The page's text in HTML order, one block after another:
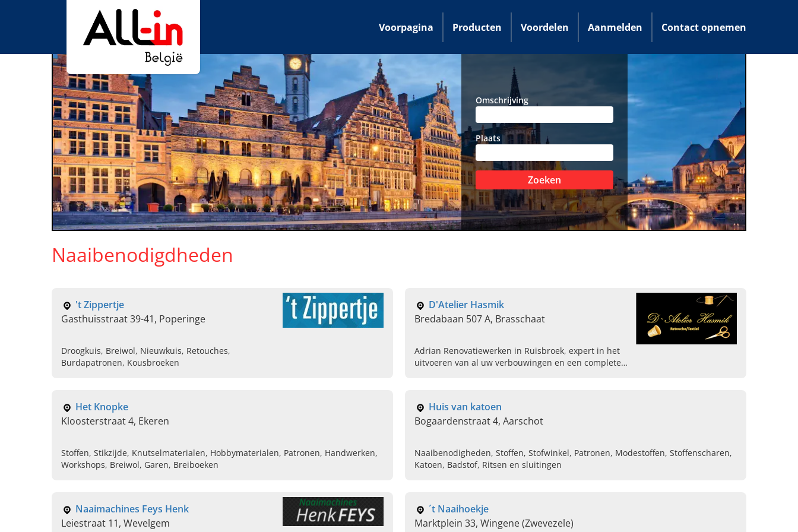
Voorpagina Producten Voordelen Aanmelden Contact opnemen
Omschrijving
Plaats
Zoeken
Naaibenodigdheden
't Zippertje
Gasthuisstraat 39-41, Poperinge
Droogkuis, Breiwol, Nieuwkuis, Retouches,
Burdapatronen, Kousbroeken
D'Atelier Hasmik
Bredabaan 507 A, Brasschaat
Adrian Renovatiewerken in Ruisbroek, expert in het
uitvoeren van al uw verbouwingen en een complete
Het Knopke
Kloosterstraat 4, Ekeren
Stoffen, Stikzijde, Knutselmaterialen, Hobbymaterialen, Patronen, Handwerken,
Workshops, Breiwol, Garen, Breiboeken
Huis van katoen
Bogaardenstraat 4, Aarschot
Naaibenodigheden, Stoffen, Stofwinkel, Patronen, Modestoffen, Stoffenscharen,
Katoen, Badstof, Ritsen en sluitingen
Naaimachines Feys Henk
Leiestraat 11, Wevelgem
´t Naaihoekje
Marktplein 33, Wingene (Zwevezele)